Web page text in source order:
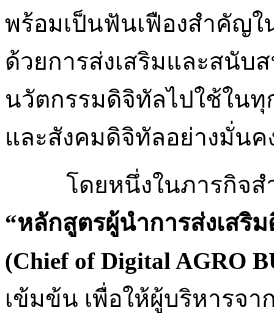
พร้อมเป็นฟันเฟืองสำคัญใ
ด้วยการส่งเสริมและสนับ
นวัตกรรมดิจิทัลไปใช้ในทุ
และสังคมดิจิทัลอย่างมั่นค
โดยหนึ่งในภารกิจ
“หลักสูตรผู้นำการส่งเสริ
(Chief of Digital AGRO
เข้มข้น เพื่อให้ผู้บริหารจ